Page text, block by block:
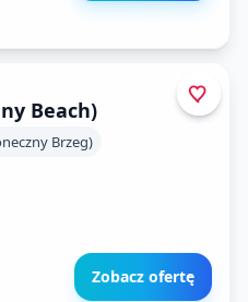
Beach)
Brzeg)
Zobacz ofertę